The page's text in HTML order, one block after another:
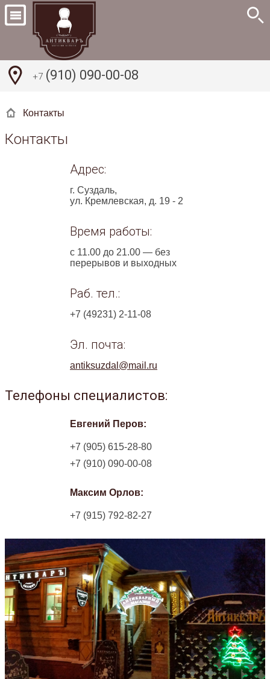
+7 (910) 090-00-08
Контакты
Контакты
Адрес:
г. Суздаль,
ул. Кремлевская, д. 19 - 2
Время работы:
с 11.00 до 21.00 — без
перерывов и выходных
Раб. тел.:
+7 (49231) 2-11-08
Эл. почта:
antiksuzdal@mail.ru
Телефоны специалистов:
Евгений Перов:
+7 (905) 615-28-80
+7 (910) 090-00-08
Максим Орлов:
+7 (915) 792-82-27